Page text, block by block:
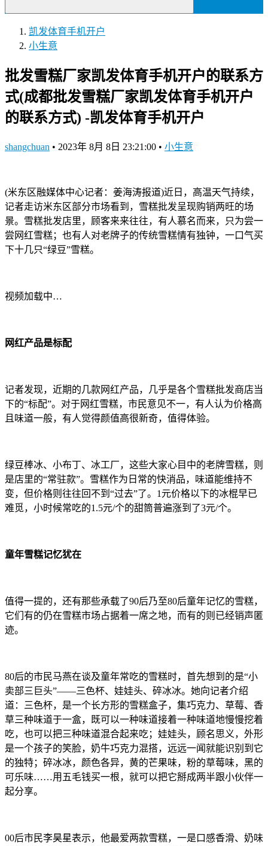
凯发体育手机开户
小生意
批发雪糕厂家凯发体育手机开户的联系方
式(成都批发雪糕厂家凯发体育手机开户
的联系方式) -凯发体育手机开户
shangchuan • 2023年 8月 8日 23:21:00 • 小生意
(米东区融媒体中心记者：姜海涛报道)近日，高温天气持续，
记者走访米东区部分市场看到，雪糕批发呈现购销两旺的场
景。雪糕批发店里，顾客来来往往，有人慕名而来，只为尝一
尝网红雪糕；也有人对老牌子的传统雪糕情有独钟，一口气买
下十几只“绿豆”雪糕。
视频加载中…
网红产品是标配
记者发现，近期的几款网红产品，几乎是各个雪糕批发商店当
下的“标配”。对于网红雪糕，市民意见不一，有人认为价格高
且味道一般，有人觉得颜值高很新奇，值得体验。
绿豆棒冰、小布丁、冰工厂，这些大家心目中的老牌雪糕，则
是店里的“常驻款”。雪糕作为日常的快消品，味道能维持不
变，但价格则往往回不到“过去”了。1元价格以下的冰棍早已
难觅，小时候常吃的1.5元/个的甜筒普遍涨到了3元/个。
童年雪糕记忆犹在
值得一提的，还有那些承载了90后乃至80后童年记忆的雪糕，
它们有的仍在雪糕市场占据着一席之地，而有的则已经销声匿
迹。
80后的市民马燕在谈及童年常吃的雪糕时，首先想到的是“小
卖部三巨头”——三色杯、娃娃头、碎冰冰。她向记者介绍
道：三色杯，是一个长方形的雪糕盒子，集巧克力、草莓、香
草三种味道于一盒，既可以一种味道接着一种味道地慢慢挖着
吃，也可以把三种味道混合起来吃；娃娃头，顾名思义，外形
是一个孩子的笑脸，奶牛巧克力混搭，远远一闻就能识别到它
的独特；碎冰冰，颜色各异，黄的芒果味，粉的草莓味，黑的
可乐味……用五毛钱买一根，就可以把它掰成两半跟小伙伴一
起分享。
00后市民李昊星表示，他最爱两款雪糕，一是口感香滑、奶味